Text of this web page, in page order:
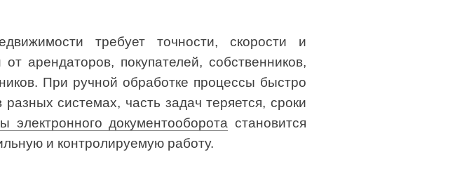
требует точности, скорости и
арендаторов, покупателей, собственников,
При ручной обработке процессы быстро
системах, часть задач теряется, сроки
электронного документооборота становится
и контролируемую работу.